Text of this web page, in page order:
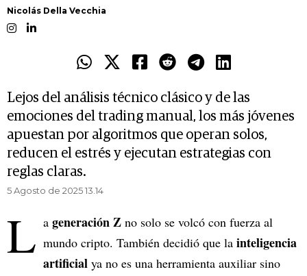
Nicolás Della Vecchia
Lejos del análisis técnico clásico y de las
emociones del trading manual, los más jóvenes
apuestan por algoritmos que operan solos,
reducen el estrés y ejecutan estrategias con
reglas claras.
5 Agosto de 2025 13.14
L a generación Z no solo se volcó con fuerza al
mundo cripto. También decidió que la inteligencia
artificial ya no es una herramienta auxiliar sino